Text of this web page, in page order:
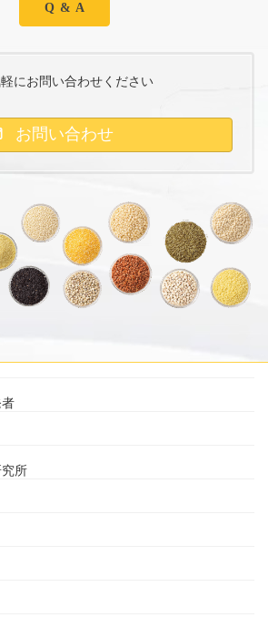
Q & A
にお問い合わせください
お問い合わせ
所